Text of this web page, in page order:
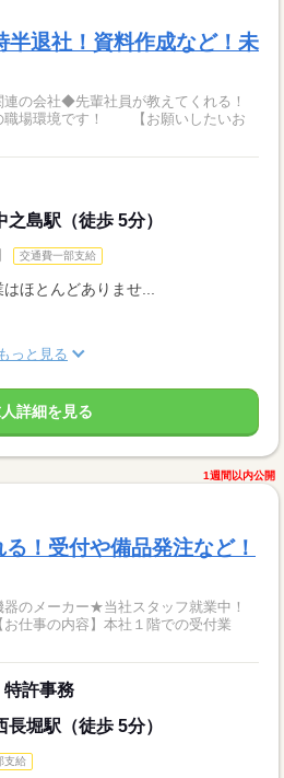
半退社！資料作成など！未
の会社◆先輩社員が教えてくれる！
職場環境です！ 【お願いしたいお
島駅（徒歩 5分）
交通費一部支給
ほとんどありませ...
もっと見る
詳細を見る
1週間以内公開
！受付や備品発注など！
のメーカー★当社スタッフ就業中！
事の内容】本社１階での受付業
特許事務
堀駅（徒歩 5分）
支給